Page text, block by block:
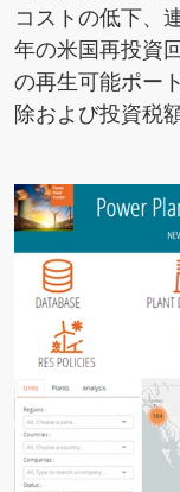
コストの低下、
年の米国再投資
の再生可能ポー
除および投資税